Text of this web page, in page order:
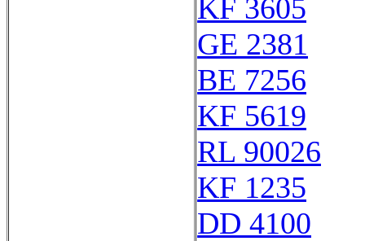
KF 3605
GE 2381
BE 7256
KF 5619
RL 90026
KF 1235
DD 4100